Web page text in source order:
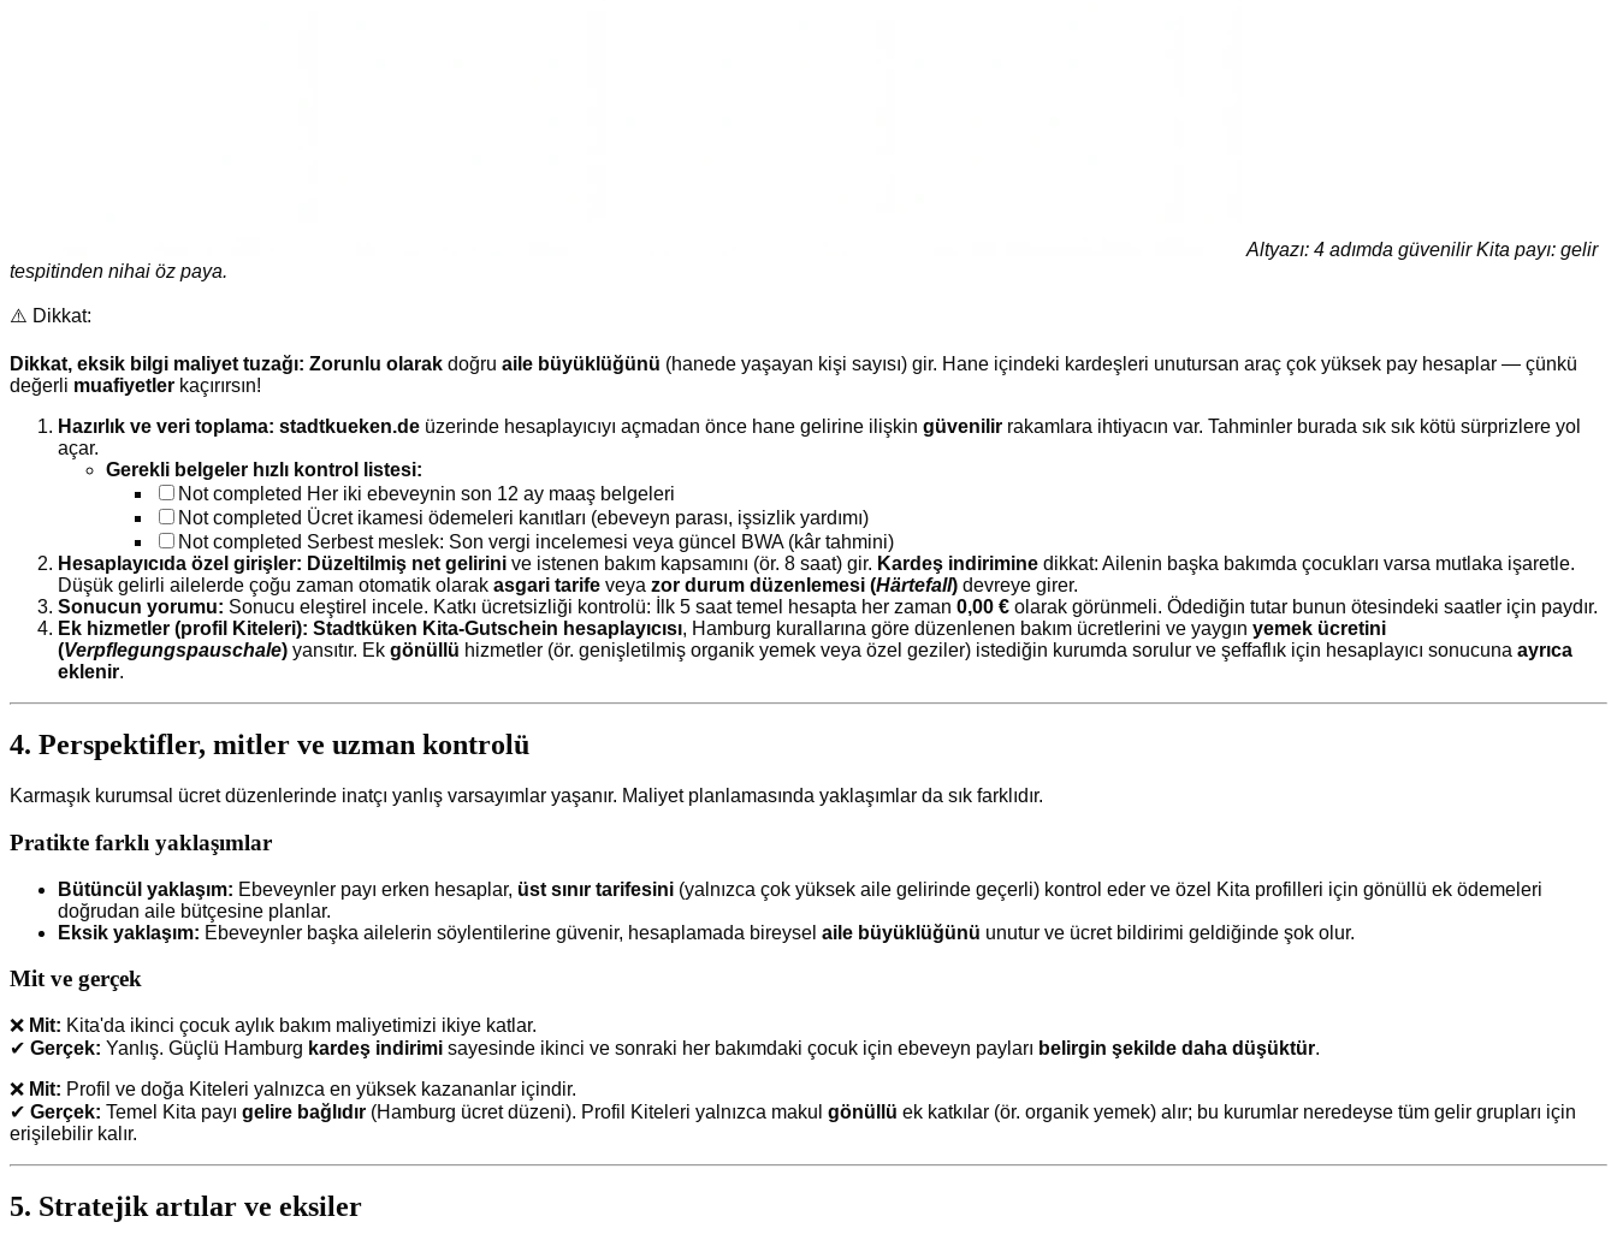
Altyazı: 4 adımda güvenilir Kita payı: gelir
tespitinden nihai öz paya.
⚠️ Dikkat:
Dikkat, eksik bilgi maliyet tuzağı: Zorunlu olarak doğru aile büyüklüğünü (hanede yaşayan kişi sayısı) gir. Hane içindeki kardeşleri unutursan araç çok yüksek pay hesaplar — çünkü
değerli muafiyetler kaçırırsın!
Hazırlık ve veri toplama: stadtkueken.de üzerinde hesaplayıcıyı açmadan önce hane gelirine ilişkin güvenilir rakamlara ihtiyacın var. Tahminler burada sık sık kötü sürprizlere yol
açar.
Gerekli belgeler hızlı kontrol listesi:
Not completed Her iki ebeveynin son 12 ay maaş belgeleri
Not completed Ücret ikamesi ödemeleri kanıtları (ebeveyn parası, işsizlik yardımı)
Not completed Serbest meslek: Son vergi incelemesi veya güncel BWA (kâr tahmini)
Hesaplayıcıda özel girişler: Düzeltilmiş net gelirini ve istenen bakım kapsamını (ör. 8 saat) gir. Kardeş indirimine dikkat: Ailenin başka bakımda çocukları varsa mutlaka işaretle.
Düşük gelirli ailelerde çoğu zaman otomatik olarak asgari tarife veya zor durum düzenlemesi (Härtefall) devreye girer.
Sonucun yorumu: Sonucu eleştirel incele. Katkı ücretsizliği kontrolü: İlk 5 saat temel hesapta her zaman 0,00 € olarak görünmeli. Ödediğin tutar bunun ötesindeki saatler için paydır.
Ek hizmetler (profil Kiteleri): Stadtküken Kita-Gutschein hesaplayıcısı, Hamburg kurallarına göre düzenlenen bakım ücretlerini ve yaygın yemek ücretini
(Verpflegungspauschale) yansıtır. Ek gönüllü hizmetler (ör. genişletilmiş organik yemek veya özel geziler) istediğin kurumda sorulur ve şeffaflık için hesaplayıcı sonucuna ayrıca
eklenir.
4. Perspektifler, mitler ve uzman kontrolü
Karmaşık kurumsal ücret düzenlerinde inatçı yanlış varsayımlar yaşanır. Maliyet planlamasında yaklaşımlar da sık farklıdır.
Pratikte farklı yaklaşımlar
Bütüncül yaklaşım: Ebeveynler payı erken hesaplar, üst sınır tarifesini (yalnızca çok yüksek aile gelirinde geçerli) kontrol eder ve özel Kita profilleri için gönüllü ek ödemeleri
doğrudan aile bütçesine planlar.
Eksik yaklaşım: Ebeveynler başka ailelerin söylentilerine güvenir, hesaplamada bireysel aile büyüklüğünü unutur ve ücret bildirimi geldiğinde şok olur.
Mit ve gerçek
❌ Mit: Kita'da ikinci çocuk aylık bakım maliyetimizi ikiye katlar.
✔ Gerçek: Yanlış. Güçlü Hamburg kardeş indirimi sayesinde ikinci ve sonraki her bakımdaki çocuk için ebeveyn payları belirgin şekilde daha düşüktür.
❌ Mit: Profil ve doğa Kiteleri yalnızca en yüksek kazananlar içindir.
✔ Gerçek: Temel Kita payı gelire bağlıdır (Hamburg ücret düzeni). Profil Kiteleri yalnızca makul gönüllü ek katkılar (ör. organik yemek) alır; bu kurumlar neredeyse tüm gelir grupları için
erişilebilir kalır.
5. Stratejik artılar ve eksiler